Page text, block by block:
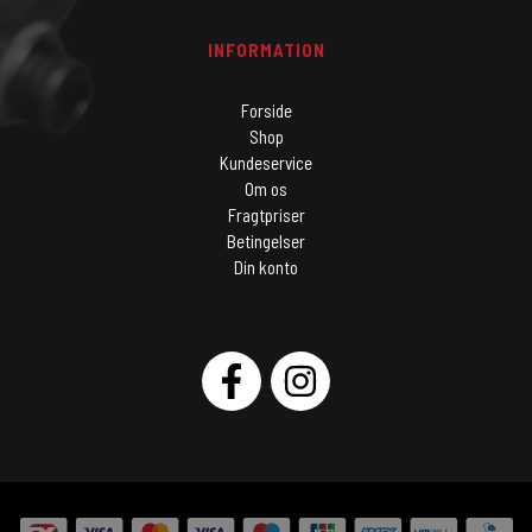
INFORMATION
Forside
Shop
Kundeservice
Om os
Fragtpriser
Betingelser
Din konto